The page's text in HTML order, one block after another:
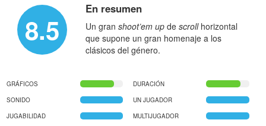
8.5
En resumen
Un gran shoot’em upde scrollhorizontal
que supone un gran homenaje a los
clásicos del género.
GRÁFICOS
DURACIÓN
SONIDO
UN JUGADOR
JUGABILIDAD
MULTIJUGADOR